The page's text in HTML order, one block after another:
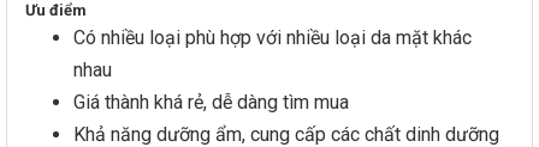
Ưu điểm
Có nhiều loại phù hợp với nhiều loại da mặt khác
nhau
Giá thành khá rẻ, dễ dàng tìm mua
Khả năng dưỡng ẩm, cung cấp các chất dinh dưỡng